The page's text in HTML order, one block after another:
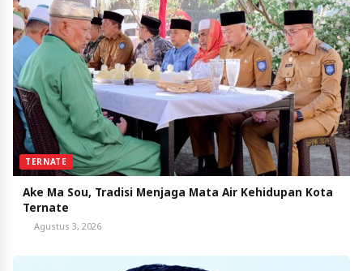
TERNATE
Ake Ma Sou, Tradisi Menjaga Mata Air Kehidupan Kota
Ternate
Agustus 3, 2026